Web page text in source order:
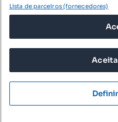
© 2026
Lista de parceiros (fornecedores)